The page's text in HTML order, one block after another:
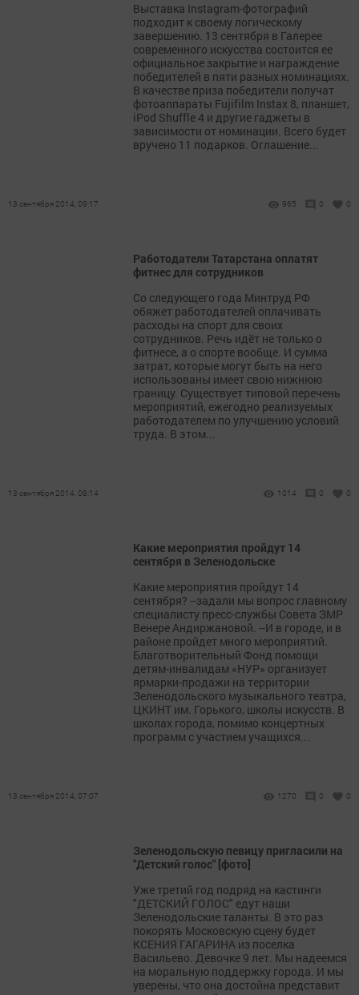
Выставка Instagram-фотографий
подходит к своему логическому
завершению. 13 сентября в Галерее
современного искусства состоится ее
официальное закрытие и награждение
победителей в пяти разных номинациях.
В качестве приза победители получат
фотоаппараты Fujifilm Instax 8, планшет,
iPod Shuffle 4 и другие гаджеты в
зависимости от номинации. Всего будет
вручено 11 подарков. Оглашение...
13 сентября 2014, 09:17 965 0 0
Работодатели Татарстана оплатят
фитнес для сотрудников
Со следующего года Минтруд РФ
обяжет работодателей оплачивать
расходы на спорт для своих
сотрудников. Речь идёт не только о
фитнесе, а о спорте вообще. И сумма
затрат, которые могут быть на него
использованы имеет свою нижнюю
границу. Существует типовой перечень
мероприятий, ежегодно реализуемых
работодателем по улучшению условий
труда. В этом...
13 сентября 2014, 08:14 1014 0 0
Какие мероприятия пройдут 14
сентября в Зеленодольске
Какие мероприятия пройдут 14
сентября? --задали мы вопрос главному
специалисту пресс-службы Совета ЗМР
Венере Андиржановой. --И в городе, и в
районе пройдет много мероприятий.
Благотворительный Фонд помощи
детям-инвалидам «НУР» организует
ярмарки-продажи на территории
Зеленодольского музыкального театра,
ЦКИНТ им. Горького, школы искусств. В
школах города, помимо концертных
программ с участием учащихся...
13 сентября 2014, 07:07 1270 0 0
Зеленодольскую певицу пригласили на
"Детский голос" [фото]
Уже третий год подряд на кастинги
"ДЕТСКИЙ ГОЛОС" едут наши
Зеленодольские таланты. В это раз
покорять Московскую сцену будет
КСЕНИЯ ГАГАРИНА из поселка
Васильево. Девочке 9 лет. Мы надеемся
на моральную поддержку города. И мы
уверены, что она достойна представит